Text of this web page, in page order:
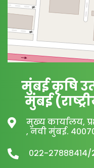
मुंबई कृषि
मुंबई
मुख्य कार्यालय,
, नवी मुंबई.
०२२-२७८८८४१४/